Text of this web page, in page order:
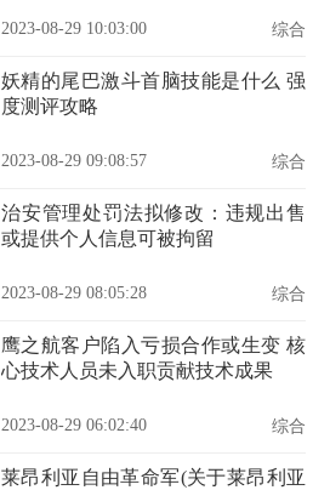
2023-08-29 10:03:00 综合
妖精的尾巴激斗首脑技能是什么 强
度测评攻略
2023-08-29 09:08:57 综合
治安管理处罚法拟修改：违规出售
或提供个人信息可被拘留
2023-08-29 08:05:28 综合
鹰之航客户陷入亏损合作或生变 核
心技术人员未入职贡献技术成果
2023-08-29 06:02:40 综合
莱昂利亚自由革命军(关于莱昂利亚